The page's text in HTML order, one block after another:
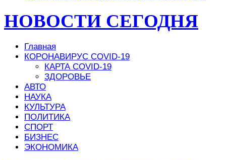
НОВОСТИ СЕГОДНЯ
Главная
КОРОНАВИРУС COVID-19
КАРТА COVID-19
ЗДОРОВЬЕ
АВТО
НАУКА
КУЛЬТУРА
ПОЛИТИКА
СПОРТ
БИЗНЕС
ЭКОНОМИКА